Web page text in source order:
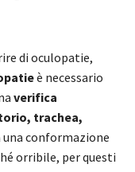
di oculopatie,
è necessario
verifica
trachea,
conformazione
orribile, per questi